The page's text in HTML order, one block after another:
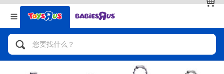
返回
分类目录
人气英雄，角色扮演，射击玩具
返回
品牌
查看全部